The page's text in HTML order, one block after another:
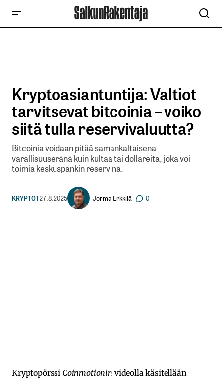
Kryptoasiantuntija: Valtiot
tarvitsevat bitcoinia – voiko
siitä tulla reservivaluutta?
Bitcoinia voidaan pitää samankaltaisena
varallisuuseränä kuin kultaa tai dollareita, joka voi
toimia keskuspankin reservinä.
KRYPTOT27.8.2025 Jorma Erkkilä 0
Kryptopörssi Coinmotionin videolla käsitellään